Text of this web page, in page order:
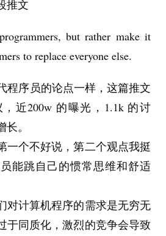
推文
but rather make it
to replace everyone else.
程序员的论点一样，这篇推文
近200w 的曝光，1.1k 的讨
。
一个不好说，第二个观点我挺
能跳自己的惯常思维和舒适
对计算机程序的需求是无穷无
于同质化，激烈的竞争会导致